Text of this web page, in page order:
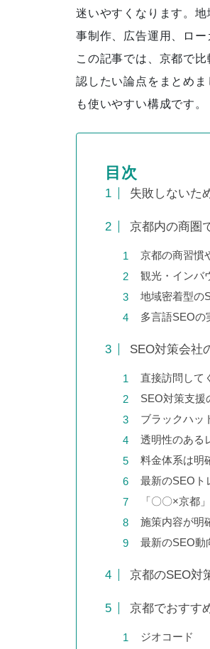
「実践
ト式」
徹底
昇
お客
い、
蓄積し
ことで
マニュ
スケロ
した！
ネッ
迷いやすくなります。
事制作、広告運用、ロ
この記事では、京都で
認したい論点をまとめ
も使いやすい構成です。
目次
失敗しないた
京都内の商圏
京都の商習慣
観光・インバ
地域密着型の
多言語SEOの
SEO対策会社
直接訪問して
SEO対策支援
ブラックハッ
透明性のある
料金体系は明
最新のSEOト
「〇〇×京都
施策内容が明
最新のSEO動
京都のSEO対
京都でおすす
ジオコード